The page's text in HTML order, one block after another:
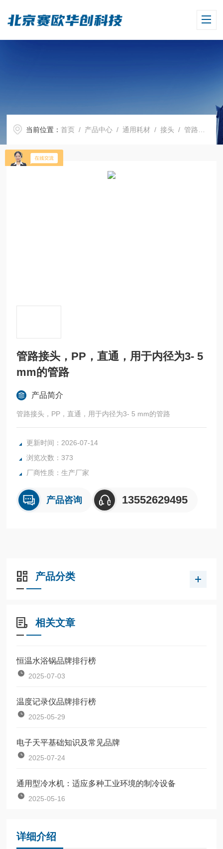
当前位置：首页 / 产品中心 /通用耗材 /接头 / 管路接头，PP，直通，用于内径为3- 5 mm的管路
管路接头，PP，直通，用于内径为3- 5
mm的管路
产品简介
管路接头，PP，直通，用于内径为3- 5 mm的管路
更新时间：2026-07-14
浏览次数：373
厂商性质：生产厂家
产品咨询 13552629495
产品分类
相关文章
恒温水浴锅品牌排行榜
2025-07-03
温度记录仪品牌排行榜
2025-05-29
电子天平基础知识及常见品牌
2025-07-24
通用型冷水机：适应多种工业环境的制冷设备
2025-05-16
详细介绍